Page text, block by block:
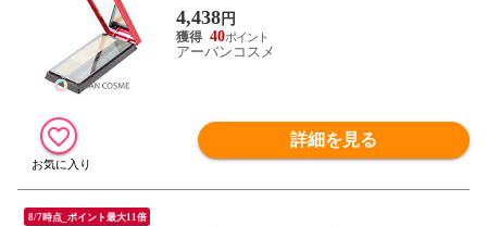
4,438円
40
アーバンコスメ
詳細を見る
8/7時点_ポイント最大11倍